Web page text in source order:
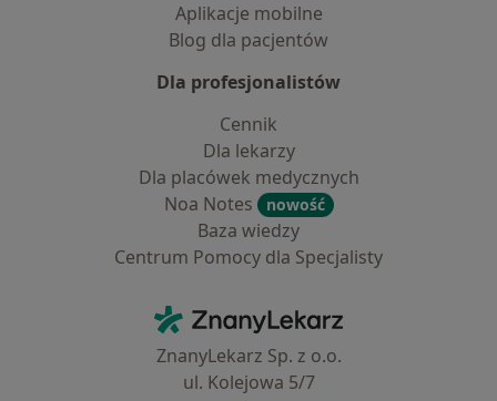
Aplikacje mobilne
Blog dla pacjentów
Dla profesjonalistów
Cennik
Dla lekarzy
Dla placówek medycznych
Noa Notes
nowość
Baza wiedzy
Centrum Pomocy dla Specjalisty
ZnanyLekarz - Strona główna
ZnanyLekarz Sp. z o.o.
ul. Kolejowa 5/7